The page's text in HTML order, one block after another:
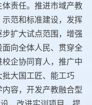
责任。推进市域产教
范和标准建设，发挥
扩大试点范围，增强
向全体人民、贯穿全
企协同育人，推广中
大国工匠、能工巧
容，开发产教融合型